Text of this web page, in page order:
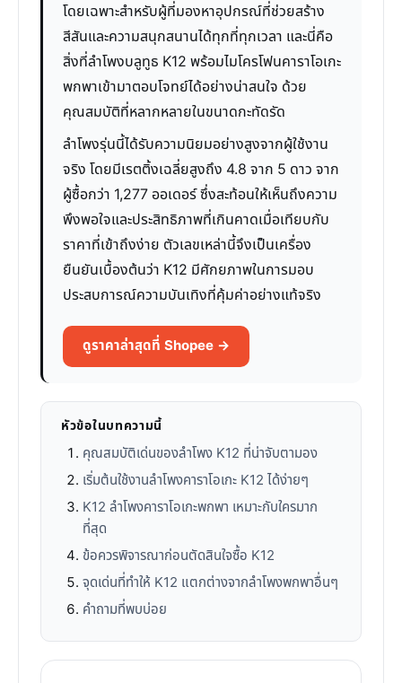
โดยเฉพาะสำหรับผู้ที่มองหาอุปกรณ์ที่ช่วยสร้าง
สีสันและความสนุกสนานได้ทุกที่ทุกเวลา และนี่คือ
สิ่งที่ลำโพงบลูทูธ K12 พร้อมไมโครโฟนคาราโอเกะ
พกพาเข้ามาตอบโจทย์ได้อย่างน่าสนใจ ด้วย
คุณสมบัติที่หลากหลายในขนาดกะทัดรัด
ลำโพงรุ่นนี้ได้รับความนิยมอย่างสูงจากผู้ใช้งาน
จริง โดยมีเรตติ้งเฉลี่ยสูงถึง 4.8 จาก 5 ดาว จาก
ผู้ซื้อกว่า 1,277 ออเดอร์ ซึ่งสะท้อนให้เห็นถึงความ
พึงพอใจและประสิทธิภาพที่เกินคาดเมื่อเทียบกับ
ราคาที่เข้าถึงง่าย ตัวเลขเหล่านี้จึงเป็นเครื่อง
ยืนยันเบื้องต้นว่า K12 มีศักยภาพในการมอบ
ประสบการณ์ความบันเทิงที่คุ้มค่าอย่างแท้จริง
ดูราคาล่าสุดที่ Shopee →
หัวข้อในบทความนี้
คุณสมบัติเด่นของลำโพง K12 ที่น่าจับตามอง
เริ่มต้นใช้งานลำโพงคาราโอเกะ K12 ได้ง่ายๆ
K12 ลำโพงคาราโอเกะพกพา เหมาะกับใครมาก
ที่สุด
ข้อควรพิจารณาก่อนตัดสินใจซื้อ K12
จุดเด่นที่ทำให้ K12 แตกต่างจากลำโพงพกพาอื่นๆ
คำถามที่พบบ่อย